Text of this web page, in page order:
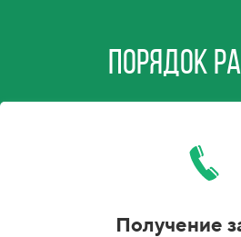
Порядок
Получение